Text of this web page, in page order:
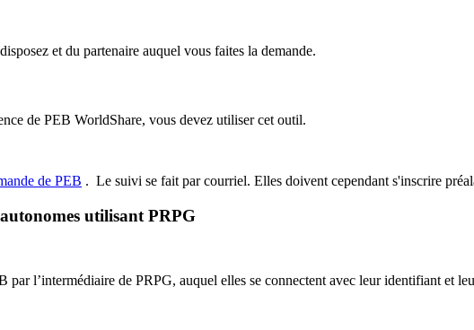
et du partenaire auquel vous faites la demande.
de PEB WorldShare, vous devez utiliser cet outil.
de PEB . Le suivi se fait par courriel. Elles doivent cependant s'inscrire
utilisant PRPG
l’intermédiaire de PRPG, auquel elles se connectent avec leur identifiant et